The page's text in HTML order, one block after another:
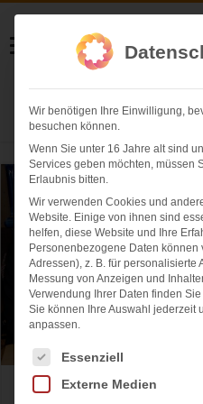
Helmut
Herzlich
Die Wirte der
Wir benötigen Ihre Einwilligung,
besuchen können.
Wenn Sie unter 16 Jahre alt sind
Services geben möchten, müssen
Erlaubnis bitten.
Wir verwenden Cookies und
Website. Einige von ihnen sind
helfen, diese Website und Ihre
Personenbezogene Daten können
Adressen), z. B. für personalisierte
Messung von Anzeigen und
Verwendung Ihrer Daten finden
Sie können Ihre Auswahl jederzeit
anpassen.
Es folgt eine Liste der Service-
Essenziell
Externe Medien